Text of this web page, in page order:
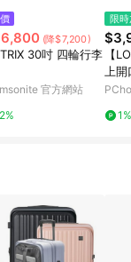
單成立時間
物為購物資
商品規格、
，以銷售網
(降$7,200)
30吋 四輪行李
官方網站
2%
限
【
上
6)
1%